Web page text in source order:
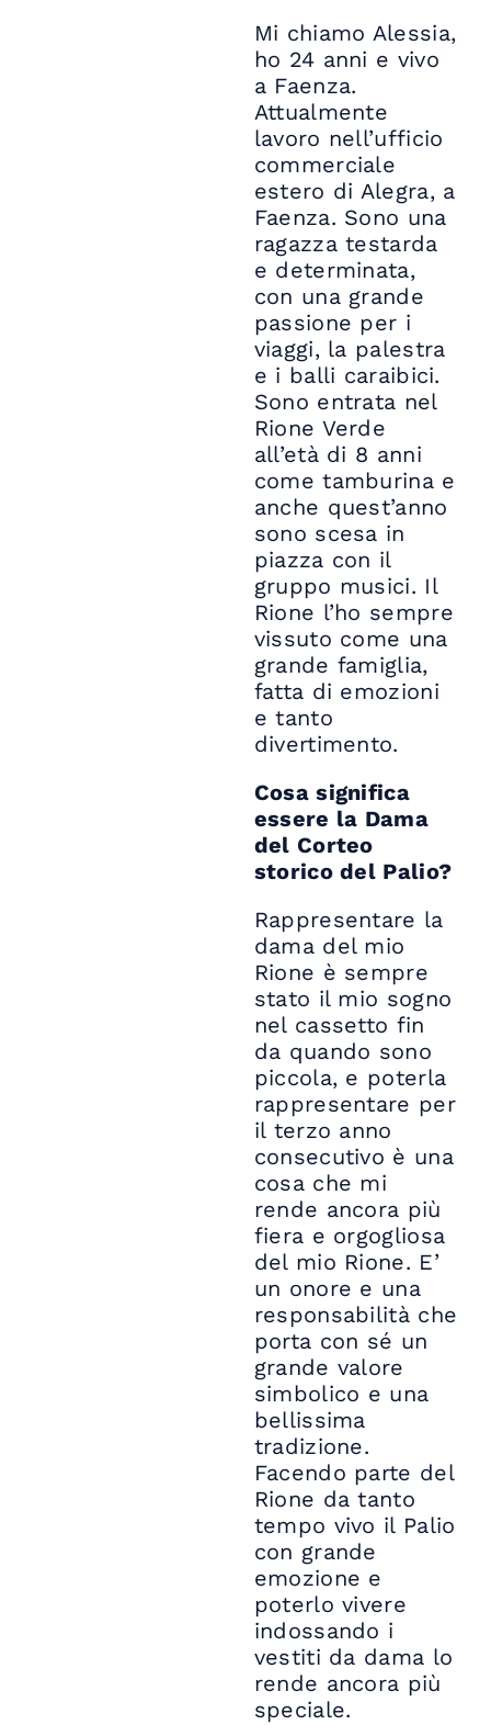
Mi chiamo Alessia,
ho 24 anni e vivo
a Faenza.
Attualmente
lavoro nell’ufficio
commerciale
estero di Alegra, a
Faenza. Sono una
ragazza testarda
e determinata,
con una grande
passione per i
viaggi, la palestra
e i balli caraibici.
Sono entrata nel
Rione Verde
all’età di 8 anni
come tamburina e
anche quest’anno
sono scesa in
piazza con il
gruppo musici. Il
Rione l’ho sempre
vissuto come una
grande famiglia,
fatta di emozioni
e tanto
divertimento.
Cosa significa
essere la Dama
del Corteo
storico del Palio?
Rappresentare la
dama del mio
Rione è sempre
stato il mio sogno
nel cassetto fin
da quando sono
piccola, e poterla
rappresentare per
il terzo anno
consecutivo è una
cosa che mi
rende ancora più
fiera e orgogliosa
del mio Rione. E’
un onore e una
responsabilità che
porta con sé un
grande valore
simbolico e una
bellissima
tradizione.
Facendo parte del
Rione da tanto
tempo vivo il Palio
con grande
emozione e
poterlo vivere
indossando i
vestiti da dama lo
rende ancora più
speciale.